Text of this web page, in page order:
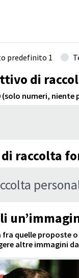
predefinito 1
di
(solo numeri,
raccolta
fra quelle proposte
altre immagini